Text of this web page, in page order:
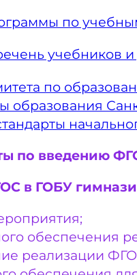
по
учебников
по
образования
по введению
в ГОБУ
реализации